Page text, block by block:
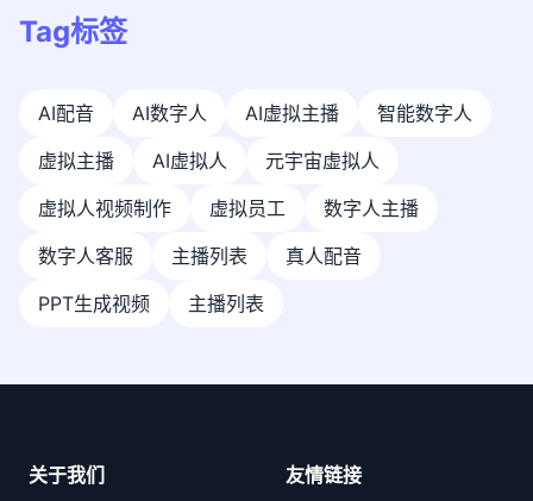
Tag标签
AI配音 AI数字人 AI虚拟主播
智能数字人
虚拟主播
AI虚拟人
元宇宙虚拟人
虚拟人视频制作
虚拟员工
数字人主播
数字人客服
主播列表
真人配音
PPT生成视频
主播列表
关于我们 友情链接